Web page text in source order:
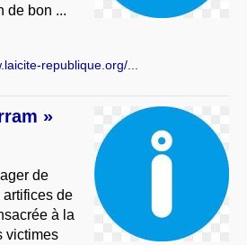
de bon ...
republique.org/...
»
de
artifices de
à la
victimes